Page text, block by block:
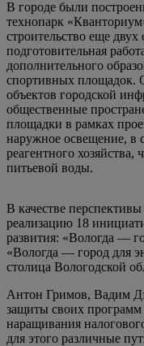
В городе были
технопарк
строительство еще
подготовительная
дополнительного
спортивных площадок.
объектов городской
общественные
площадки в рамках
наружное освещение, в
реагентного хозяйства,
питьевой воды.
В качестве
реализацию 18
развития: «Вологда —
«Вологда — город для
столица Вологодской
Антон Гримов, Вадим
защиты своих программ
наращивания
для этого различные